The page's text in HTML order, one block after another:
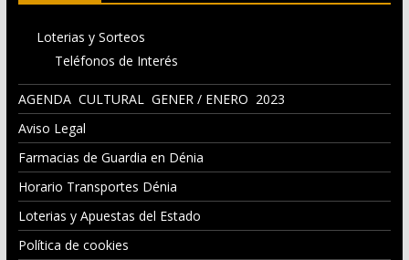
Loterias y Sorteos
Teléfonos de Interés
AGENDA CULTURAL GENER / ENERO 2023
Aviso Legal
Farmacias de Guardia en Dénia
Horario Transportes Dénia
Loterias y Apuestas del Estado
Política de cookies